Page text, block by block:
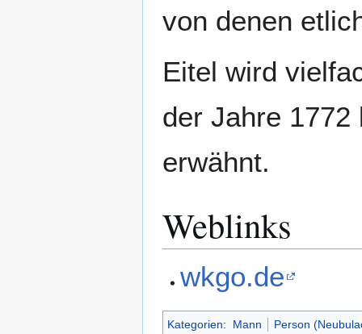
von denen
Eitel wird
der Jahre 1772
erwähnt.
Weblinks
wkgo.de
Kategorien: Mann Person